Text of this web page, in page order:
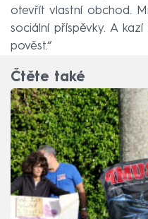
otevřít vlastní obchod.
sociální příspěvky. A
pověst.“
Čtěte také